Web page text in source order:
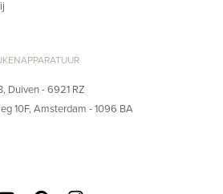
Duiven - 6921 RZ
10F, Amsterdam - 1096 BA